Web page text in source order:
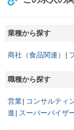
業種から探す
商社（食品関連）
職種から探す
営業 コンサルティ
進
スーパーバイザ